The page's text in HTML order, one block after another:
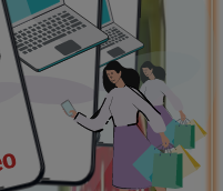
Freidora de airepatinete